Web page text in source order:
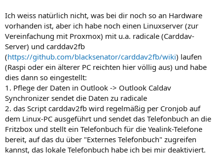
Ich weiss natürlich nicht, was bei dir noch so an Hardware
vorhanden ist, aber ich habe noch einen Linuxserver (zur
Vereinfachung mit Proxmox) mit u.a. radicale (Carddav-
Server) und carddav2fb
(https://github.com/blacksenator/carddav2fb/wiki) laufen
(Raspi oder ein älterer PC reichten hier völlig aus) und habe
dies dann so eingestellt:
1. Pflege der Daten in Outlook -> Outlook Caldav
Synchronizer sendet die Daten zu radicale
2. das Script carddav2fb wird regelmäßig per Cronjob auf
dem Linux-PC ausgeführt und sendet das Telefonbuch an die
Fritzbox und stellt ein Telefonbuch für die Yealink-Telefone
bereit, auf das du über "Externes Telefonbuch" zugreifen
kannst, das lokale Telefonbuch habe ich bei mir deaktiviert.